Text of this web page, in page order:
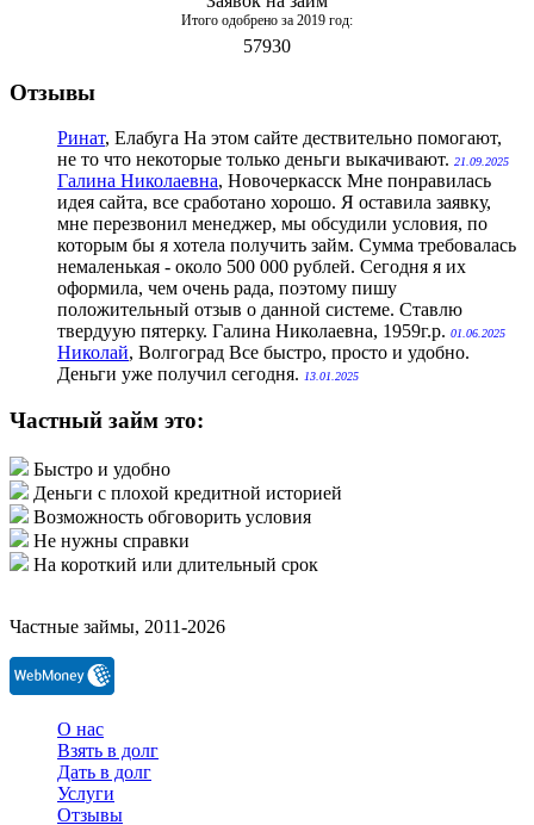
Итого одобрено за 2019 год:
57930
Отзывы
Ринат, Елабуга На этом сайте дествительно помогают,
не то что некоторые только деньги выкачивают. 21.09.2025
Галина Николаевна, Новочеркасск Мне понравилась
идея сайта, все сработано хорошо. Я оставила заявку,
мне перезвонил менеджер, мы обсудили условия, по
которым бы я хотела получить займ. Сумма требовалась
немаленькая - около 500 000 рублей. Сегодня я их
оформила, чем очень рада, поэтому пишу
положительный отзыв о данной системе. Ставлю
твердуую пятерку. Галина Николаевна, 1959г.р. 01.06.2025
Николай, Волгоград Все быстро, просто и удобно.
Деньги уже получил сегодня. 13.01.2025
Частный займ это:
Быстро и удобно
Деньги с плохой кредитной историей
Возможность обговорить условия
Не нужны справки
На короткий или длительный срок
Частные займы, 2011-2026
О нас
Взять в долг
Дать в долг
Услуги
Отзывы